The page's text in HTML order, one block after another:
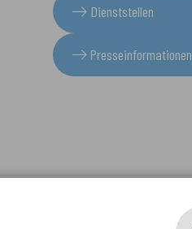
Dienststellen
Presseinformationen